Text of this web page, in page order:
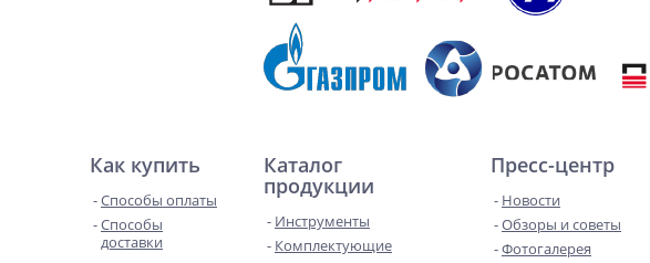
Как купить
Способы оплаты
Способы
доставки
Каталог
продукции
Инструменты
Комплектующие
Пресс-центр
Новости
Обзоры и советы
Фотогалерея